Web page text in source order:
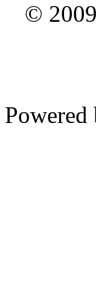
© 2009
Powered